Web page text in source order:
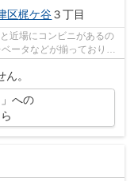
区梶ケ谷３丁目
近場にコンビニがあるの
ータなどが揃っておりま
。
への